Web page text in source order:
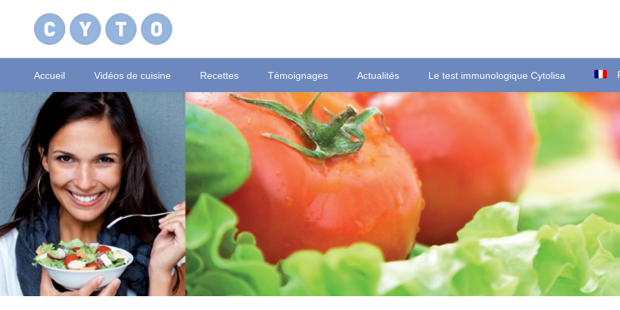
Ortsstraße 22
D-35423 Lich/Ober-Bessingen
Accueil Vidéos de cuisine Recettes Témoignages Actualités Le test immunologique Cytolisa